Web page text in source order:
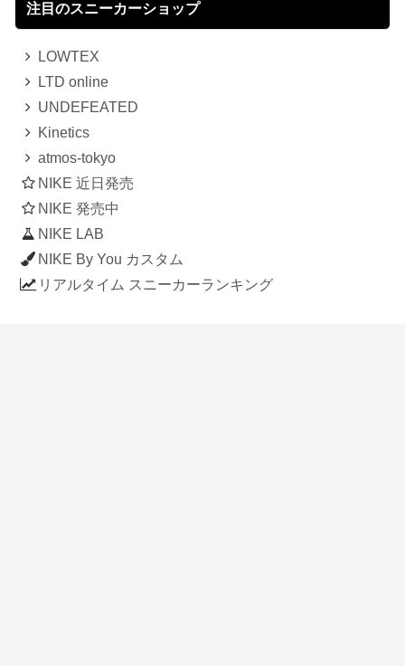
注目のスニーカーショップ
LOWTEX
LTD online
UNDEFEATED
Kinetics
atmos-tokyo
NIKE 近日発売
NIKE 発売中
NIKE LAB
NIKE By You カスタム
リアルタイム スニーカーランキング